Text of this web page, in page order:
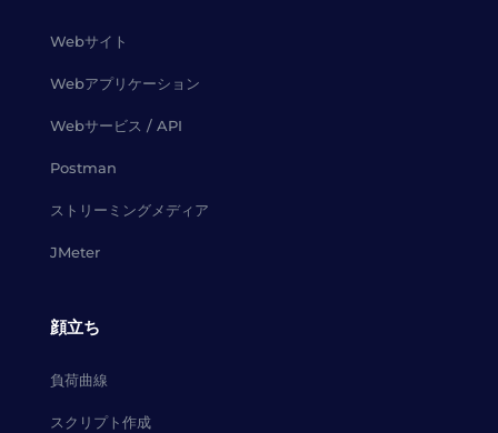
Webサイト
Webアプリケーション
Webサービス / API
Postman
ストリーミングメディア
JMeter
顔立ち
負荷曲線
スクリプト作成